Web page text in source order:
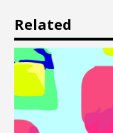
Related